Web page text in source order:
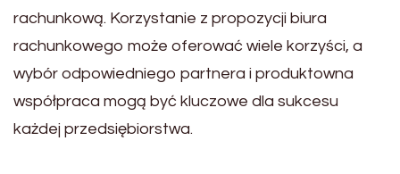
rachunkową. Korzystanie z propozycji biura
rachunkowego może oferować wiele korzyści, a
wybór odpowiedniego partnera i produktowna
współpraca mogą być kluczowe dla sukcesu
każdej przedsiębiorstwa.